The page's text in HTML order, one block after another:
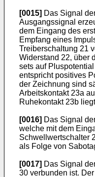
[0015] Das Signal
Ausgangssignal
dem Eingang des
Empfang eines
Treiberschaltung 21
Widerstand 22, über
sets auf
entspricht positives
der Zeichnung sind
Arbeitskontakt 23a
Ruhekontakt 23b
[0016] Das Signal
welche mit dem
Schwellwertschalter
als Folge von
[0017] Das Signal
30 verbunden ist.